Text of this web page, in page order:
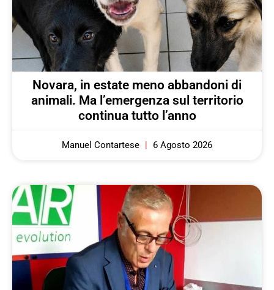
Novara, in estate meno abbandoni di
animali. Ma l’emergenza sul territorio
continua tutto l’anno
Manuel Contartese 6 Agosto 2026